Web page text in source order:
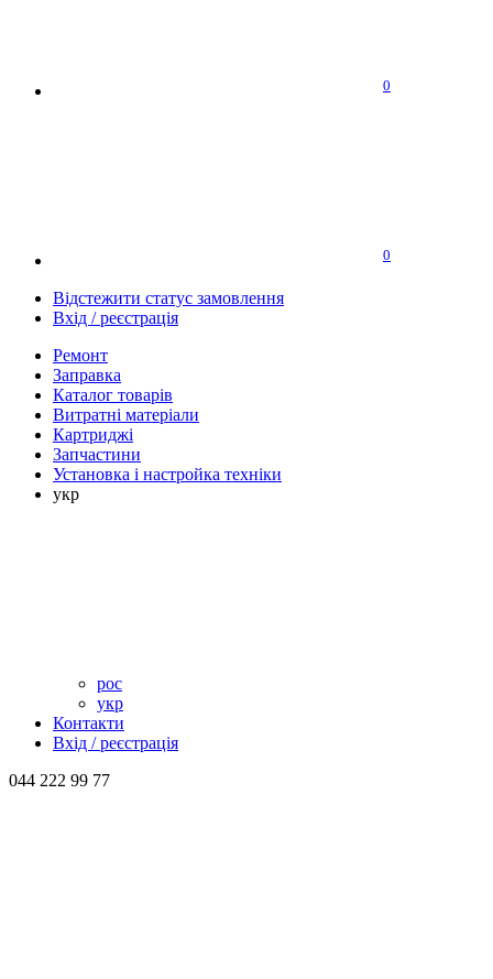
0
0
Відстежити статус замовлення
Вхід / реєстрація
Ремонт
Заправка
Каталог товарів
Витратні матеріали
Картриджі
Запчастини
Установка і настройка техніки
укр
рос
укр
Контакти
Вхід / реєстрація
044 222 99 77